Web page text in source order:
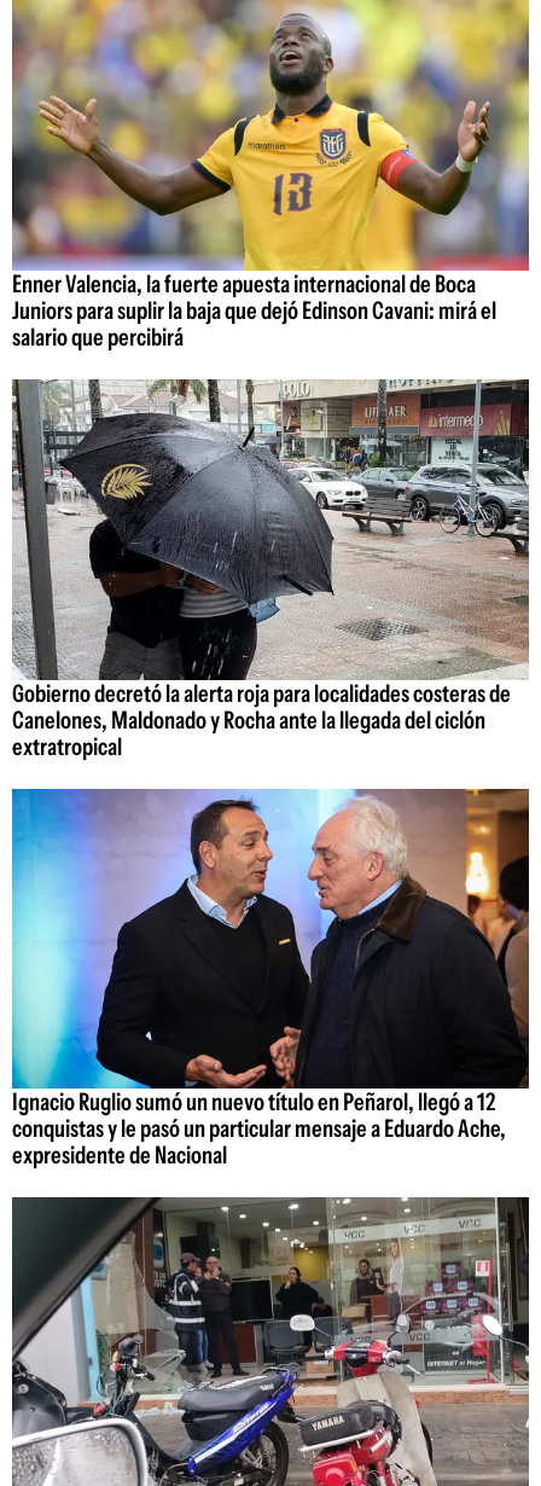
Enner Valencia, la fuerte apuesta internacional de Boca
Juniors para suplir la baja que dejó Edinson Cavani: mirá el
salario que percibirá
Gobierno decretó la alerta roja para localidades costeras de
Canelones, Maldonado y Rocha ante la llegada del ciclón
extratropical
Ignacio Ruglio sumó un nuevo título en Peñarol, llegó a 12
conquistas y le pasó un particular mensaje a Eduardo Ache,
expresidente de Nacional